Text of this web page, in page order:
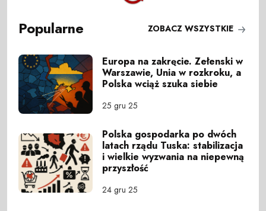
Popularne ZOBACZ WSZYSTKIE
Europa na zakręcie. Zełenski w
Warszawie, Unia w rozkroku, a
Polska wciąż szuka siebie
25 gru 25
Polska gospodarka po dwóch
latach rządu Tuska: stabilizacja
i wielkie wyzwania na niepewną
przyszłość
24 gru 25